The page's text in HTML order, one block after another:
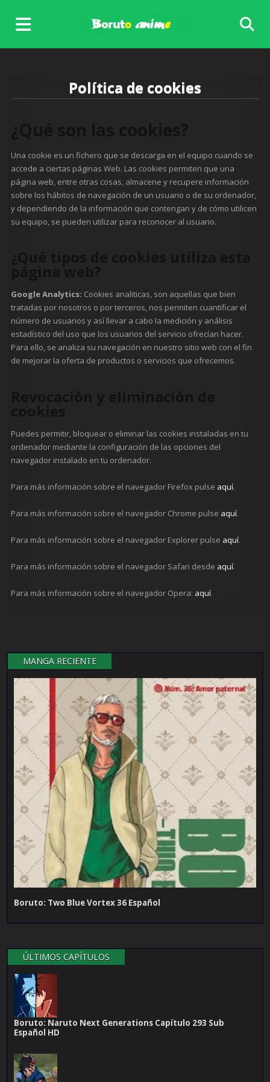
content
Política de cookies
Una cookie es un fichero que se descarga en el equipo cuando se
accede a ciertas páginas Web. Las cookies permiten que una
página web, entre otras cosas, almacene y recupere información
sobre los hábitos de navegación de un usuario o de su ordenador,
y dependiendo de la información que contengan y de cómo utilicen
su equipo, se pueden utilizar para reconocer al usuario.
Google Analytics: Cookies analiticas, son aquellas que bien
tratadas por nosotros o por terceros, nos permiten cuantificar el
número de usuarios y así llevar a cabo la medición y análisis
estadístico del uso que los usuarios del servicio ofrecían hacer.
Para ello, se analiza su navegación en nuestro sitio web con el fin
de mejorar la oferta de productos o servicios que ofrecemos.
Puedes permitir, bloquear o eliminar las cookies instaladas en tu
ordenador mediante la configuración de las opciones del
navegador instalado en tu ordenador.
Para más información sobre el navegador Firefox pulse aquí.
Para más información sobre el navegador Chrome pulse aquí.
Para más información sobre el navegador Explorer pulse aquí.
Para más información sobre el navegador Safari desde aquí.
Para más información sobre el navegador Opera: aquí.
MANGA RECIENTE
Boruto: Two Blue Vortex 36 Español
ÚLTIMOS CAPÍTULOS
Boruto: Naruto Next Generations Capítulo 293 Sub
Español HD